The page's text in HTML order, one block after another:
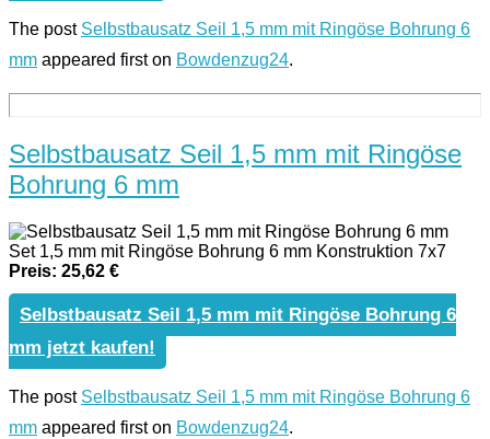
The post Selbstbausatz Seil 1,5 mm mit Ringöse Bohrung 6
mm appeared first on Bowdenzug24.
Selbstbausatz Seil 1,5 mm mit Ringöse
Bohrung 6 mm
Set 1,5 mm mit Ringöse Bohrung 6 mm Konstruktion 7x7
Preis: 25,62 €
Selbstbausatz Seil 1,5 mm mit Ringöse Bohrung 6
mm jetzt kaufen!
The post Selbstbausatz Seil 1,5 mm mit Ringöse Bohrung 6
mm appeared first on Bowdenzug24.